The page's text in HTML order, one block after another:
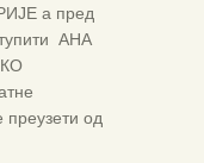
а пред
АНА
преузети од